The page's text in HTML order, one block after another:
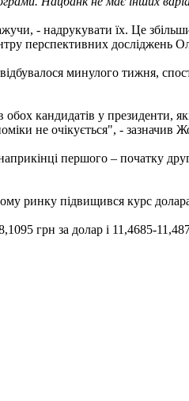
- надрукувати їх. Це
перспективних досліджень
минулого тижня,
кандидатів у президенти,
не очікується", - зазначив
першого – початку
ринку підвищився курс
грн за долар і 11,4685-